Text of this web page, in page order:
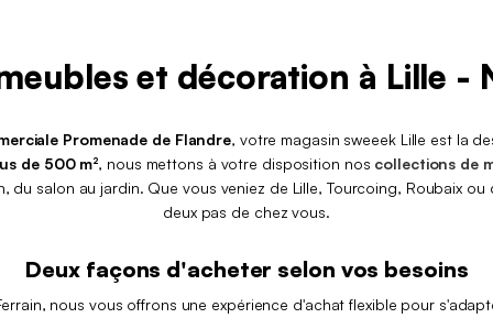
et décoration à Lille -
Promenade de Flandre, votre magasin sweeek Lille est la
de 500 m², nous mettons à votre disposition nos collections de
salon au jardin. Que vous veniez de Lille, Tourcoing, Roubaix
deux pas de chez vous.
Deux façons d'acheter selon vos besoins
nous vous offrons une expérience d'achat flexible pour